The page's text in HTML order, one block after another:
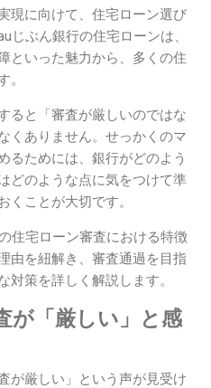
現に向けて、住宅ローン選び
じぶん銀行の住宅ローンは、
といった魅力から、多くの住
。
ると「審査が厳しいのではな
くありません。せっかくのマ
るためには、銀行がどのよう
どのような点に気をつけて準
くことが大切です。
住宅ローン審査における特徴
由を紐解き、審査通過を目指
対策を詳しく解説します。
が「厳しい」と感
が厳しい」という声が見受け